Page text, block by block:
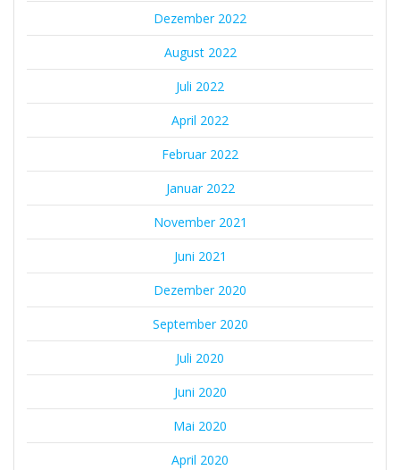
Dezember 2022
August 2022
Juli 2022
April 2022
Februar 2022
Januar 2022
November 2021
Juni 2021
Dezember 2020
September 2020
Juli 2020
Juni 2020
Mai 2020
April 2020